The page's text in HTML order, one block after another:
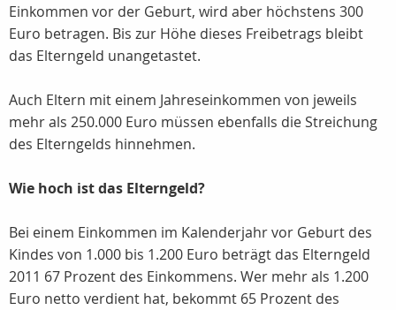
Einkommen vor der Geburt, wird aber höchstens 300
Euro betragen. Bis zur Höhe dieses Freibetrags bleibt
das Elterngeld unangetastet.
Auch Eltern mit einem Jahreseinkommen von jeweils
mehr als 250.000 Euro müssen ebenfalls die Streichung
des Elterngelds hinnehmen.
Wie hoch ist das Elterngeld?
Bei einem Einkommen im Kalenderjahr vor Geburt des
Kindes von 1.000 bis 1.200 Euro beträgt das Elterngeld
2011 67 Prozent des Einkommens. Wer mehr als 1.200
Euro netto verdient hat, bekommt 65 Prozent des